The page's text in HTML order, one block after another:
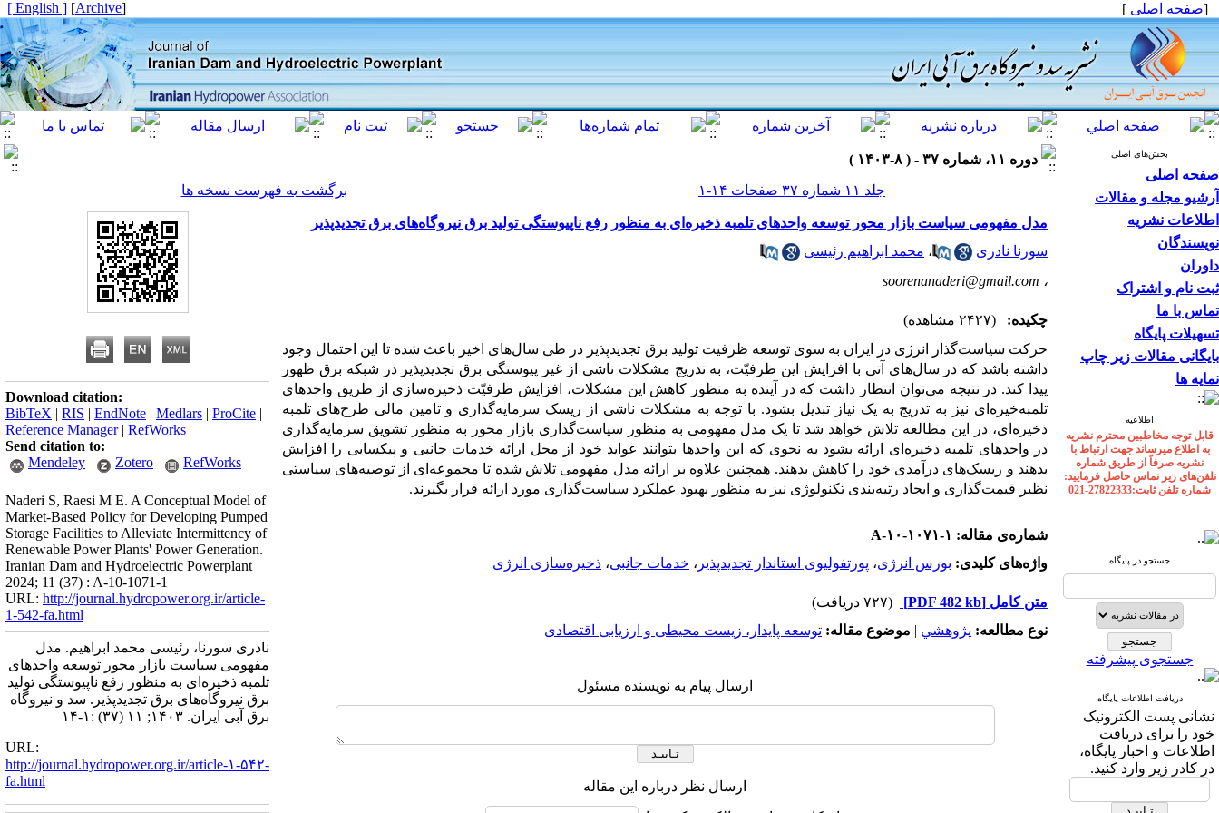
[صفحه اصلی ]
[
Archive
]
[ English ]
بخش‌های اصلی
صفحه اصلی
آرشیو مجله و مقالات
اطلاعات نشریه
نویسندگان
داوران
ثبت نام و اشتراک
تماس با ما
تسهیلات پایگاه
بایگانی مقالات زیر چاپ
نمایه ها
اطلاعیه
قابل توجه مخاطبین محترم نشریه
به اطلاع میرساند جهت ارتباط با
نشریه صرفاً از طریق شماره
تلفن‌های زیر تماس حاصل فرمایید:
شماره تلفن ثابت:27822333-021
جستجو در پایگاه
جستجوی پیشرفته
دریافت اطلاعات پایگاه
نشانی پست الکترونیک
خود را برای دریافت
اطلاعات و اخبار پایگاه،
در کادر زیر وارد کنید.
دوره ۱۱، شماره ۳۷ - ( ۸-۱۴۰۳ )
جلد ۱۱ شماره ۳۷ صفحات ۱۴-۱
برگشت به فهرست نسخه ها
مدل مفهومی سیاست بازار محور توسعه واحدهای تلمبه ذخیره‌ای به منظور رفع ناپیوستگی تولید برق نیروگاه‌های برق تجدیدپذیر
سورنا نادری
، محمد ابراهیم رئیسی
، soorenanaderi@gmail.com
چکیده:
(۲۴۲۷ مشاهده)
حرکت سیاست‌گذار انرژی در ایران به سوی توسعه ظرفیت تولید برق تجدیدپذیر در طی سال‌های اخیر باعث شده تا این احتمال وجود
داشته باشد که در سال‌های آتی با افزایش این ظرفیّت، به تدریج مشکلات ناشی از غیر پیوستگی برق تجدیدپذیر در شبکه برق ظهور
پیدا کند. در نتیجه می‌توان انتظار داشت که در آینده به منظور کاهش این مشکلات، افزایش ظرفیّت ذخیره‌سازی از طریق واحدهای
تلمبه‌خیره‌ای نیز به تدریج به یک نیاز تبدیل بشود. با توجه به مشکلات ناشی از ریسک سرمایه‌گذاری و تامین مالی طرح‌های تلمبه
ذخیره‌ای، در این مطالعه تلاش خواهد شد تا یک مدل مفهومی به منظور سیاست‌گذاری بازار محور به منظور تشویق سرمایه‌گذاری
در واحدهای تلمبه ذخیره‌ای ارائه بشود به نحوی که این واحدها بتوانند عواید خود از محل ارائه خدمات جانبی و پیکسایی را افزایش
بدهند و ریسک‌های درآمدی خود را کاهش بدهند. همچنین علاوه بر ارائه مدل مفهومی تلاش شده تا مجموعه‌ای از توصیه‌های سیاستی
نظیر قیمت‌گذاری و ایجاد رتبه‌بندی تکنولوژی نیز به منظور بهبود عملکرد سیاست‌‌گذاری مورد ارائه قرار بگیرند.
شماره‌ی مقاله: A-۱۰-۱۰۷۱-۱
واژه‌های کلیدی: بورس انرژی، پورتفولیوی استاندار تجدیدپذیر ، خدمات جانبی، ذخیره‌سازی انرژی
متن کامل [PDF 482 kb]
(۷۲۷ دریافت)
نوع مطالعه: پژوهشي | موضوع مقاله: توسعه پایدار، زیست محیطی و ارزیابی اقتصادی
ارسال پیام به نویسنده مسئول
ارسال نظر درباره این مقاله
Download citation:
BibTeX | RIS | EndNote | Medlars | ProCite |
Reference Manager| RefWorks
Send citation to:
Mendeley
Zotero RefWorks
Naderi S, Raesi M E. A Conceptual Model of
Market-Based Policy for Developing Pumped
Storage Facilities to Alleviate Intermittency of
Renewable Power Plants' Power Generation.
Iranian Dam and Hydroelectric Powerplant
2024; 11 (37) : A-10-1071-1
URL: http://journal.hydropower.org.ir/article-
1-542-fa.html
نادری سورنا، رئیسی محمد ابراهیم. مدل
مفهومی سیاست بازار محور توسعه واحدهای
تلمبه ذخیره‌ای به منظور رفع ناپیوستگی تولید
برق نیروگاه‌های برق تجدیدپذیر. سد و نیروگاه
برق آبی ایران. ۱۴۰۳; ۱۱ (۳۷) :۱-۱۴
URL:
http://journal.hydropower.org.ir/article-۱-۵۴۲-
fa.html